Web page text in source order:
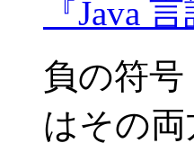
『Java
負の符
はその